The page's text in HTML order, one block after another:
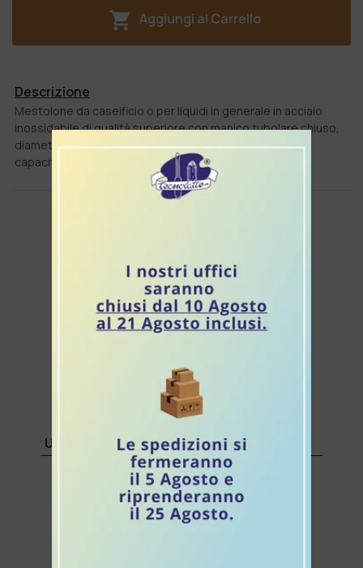
Aggiungi al Carrello
Descrizione
Mestolone da caseificio o per liquidi in generale in acciaio
inossidabile di qualità superiore con manico tubolare chiuso,
diametro 20 cm
capacità litri 3
Mestolone in PP per caseificio capacità 3 l.
ULTIMI PRODOTTI VISUALIZZATI: